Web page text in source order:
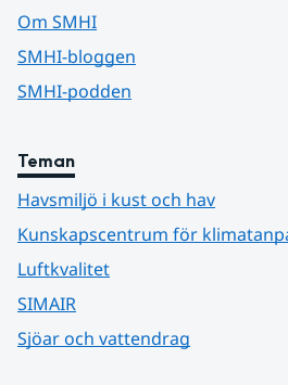
Om SMHI
SMHI-bloggen
SMHI-podden
Teman
Havsmiljö i kust och hav
Kunskapscentrum för
Luftkvalitet
SIMAIR
Sjöar och vattendrag